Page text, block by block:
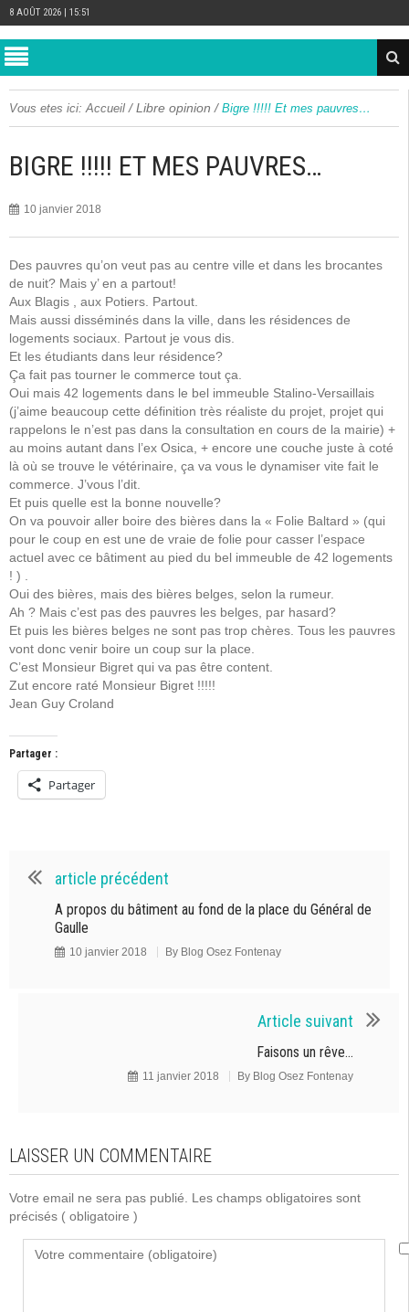
8 AOÛT 2026 | 15:51
Vous etes ici: Accueil /Libre opinion / Bigre !!!!! Et mes pauvres…
BIGRE !!!!! ET MES PAUVRES…
10 janvier 2018
Des pauvres qu’on veut pas au centre ville et dans les brocantes
de nuit? Mais y’ en a partout!
Aux Blagis , aux Potiers. Partout.
Mais aussi disséminés dans la ville, dans les résidences de
logements sociaux. Partout je vous dis.
Et les étudiants dans leur résidence?
Ça fait pas tourner le commerce tout ça.
Oui mais 42 logements dans le bel immeuble Stalino-Versaillais
(j’aime beaucoup cette définition très réaliste du projet, projet qui
rappelons le n’est pas dans la consultation en cours de la mairie) +
au moins autant dans l’ex Osica, + encore une couche juste à coté
là où se trouve le vétérinaire, ça va vous le dynamiser vite fait le
commerce. J’vous l’dit.
Et puis quelle est la bonne nouvelle?
On va pouvoir aller boire des bières dans la « Folie Baltard » (qui
pour le coup en est une de vraie de folie pour casser l’espace
actuel avec ce bâtiment au pied du bel immeuble de 42 logements
! ) .
Oui des bières, mais des bières belges, selon la rumeur.
Ah ? Mais c’est pas des pauvres les belges, par hasard?
Et puis les bières belges ne sont pas trop chères. Tous les pauvres
vont donc venir boire un coup sur la place.
C’est Monsieur Bigret qui va pas être content.
Zut encore raté Monsieur Bigret !!!!!
Jean Guy Croland
Partager :
Partager
article précédent
A propos du bâtiment au fond de la place du Général de
Gaulle
10 janvier 2018 By Blog Osez Fontenay
Article suivant
Faisons un rêve…
11 janvier 2018 By Blog Osez Fontenay
LAISSER UN COMMENTAIRE
Votre email ne sera pas publié. Les champs obligatoires sont
précisés ( obligatoire )